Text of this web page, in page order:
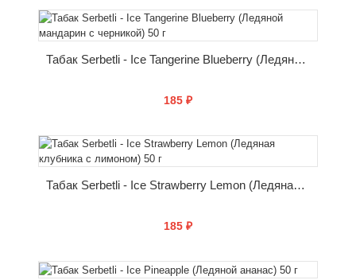
КУПИТЬ
Табак Serbetli - Ice Tangerine Blueberry (Ледяной мандарин с черникой) 50 г
185 ₽
КУПИТЬ
Табак Serbetli - Ice Strawberry Lemon (Ледяная клубника с лимоном) 50 г
185 ₽
КУПИТЬ